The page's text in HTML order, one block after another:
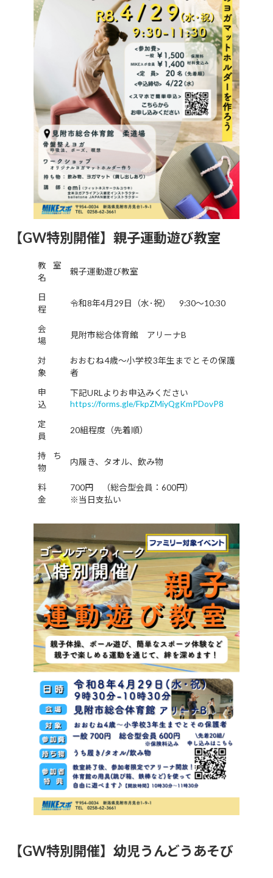
【GW特別開催】親子運動遊び教室
教室
名
親子運動遊び教室
日
程
令和8年4月29日（水･祝） 9:30～10:30
会
場
見附市総合体育館 アリーナB
対
象
おおむね4歳～小学校3年生までとその保護
者
申
込
下記URLよりお申込みください
https://forms.gle/FkpZMiyQgKmPDovP8
定
員
20組程度（先着順）
持ち
物
内履き、タオル、飲み物
料
金
700円 （総合型会員：600円）
※当日支払い
【GW特別開催】幼児うんどうあそび